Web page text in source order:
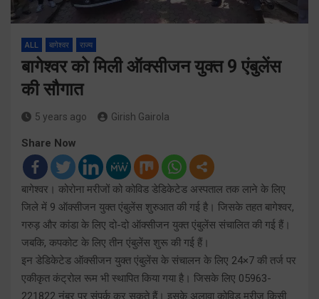
ALL बागेश्वर राज्य
बागेश्वर को मिली ऑक्सीजन युक्त 9 एंबुलेंस
की सौगात
5 years ago Girish Gairola
Share Now
बागेश्वर। कोरोना मरीजों को कोविड डेडिकेटेड अस्पताल तक लाने के लिए
जिले में 9 ऑक्सीजन युक्त एंबुलेंस शुरुआत की गई है। जिसके तहत बागेश्वर,
गरुड़ और कांडा के लिए दो-दो ऑक्सीजन युक्त एंबुलेंस संचालित की गई हैं।
जबकि, कपकोट के लिए तीन एंबुलेंस शुरू की गई हैं।
इन डेडिकेटेड ऑक्सीजन युक्त एंबुलेंस के संचालन के लिए 24×7 की तर्ज पर
एकीकृत कंट्रोल रूम भी स्थापित किया गया है। जिसके लिए 05963-
221822 नंबर पर संपर्क कर सकते हैं। इसके अलावा कोविड मरीज किसी